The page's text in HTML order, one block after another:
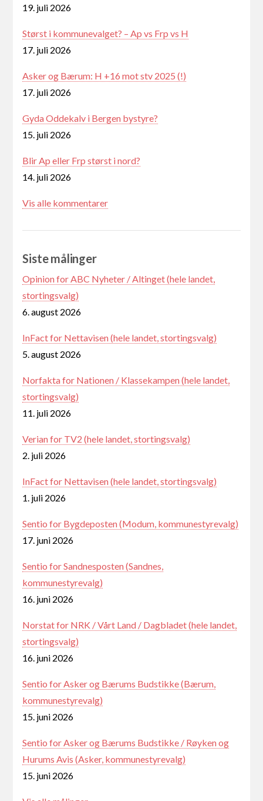
19. juli 2026
Størst i kommunevalget? – Ap vs Frp vs H
17. juli 2026
Asker og Bærum: H +16 mot stv 2025 (!)
17. juli 2026
Gyda Oddekalv i Bergen bystyre?
15. juli 2026
Blir Ap eller Frp størst i nord?
14. juli 2026
Vis alle kommentarer
Siste målinger
Opinion for ABC Nyheter / Altinget (hele landet,
stortingsvalg)
6. august 2026
InFact for Nettavisen (hele landet, stortingsvalg)
5. august 2026
Norfakta for Nationen / Klassekampen (hele landet,
stortingsvalg)
11. juli 2026
Verian for TV2 (hele landet, stortingsvalg)
2. juli 2026
InFact for Nettavisen (hele landet, stortingsvalg)
1. juli 2026
Sentio for Bygdeposten (Modum, kommunestyrevalg)
17. juni 2026
Sentio for Sandnesposten (Sandnes,
kommunestyrevalg)
16. juni 2026
Norstat for NRK / Vårt Land / Dagbladet (hele landet,
stortingsvalg)
16. juni 2026
Sentio for Asker og Bærums Budstikke (Bærum,
kommunestyrevalg)
15. juni 2026
Sentio for Asker og Bærums Budstikke / Røyken og
Hurums Avis (Asker, kommunestyrevalg)
15. juni 2026